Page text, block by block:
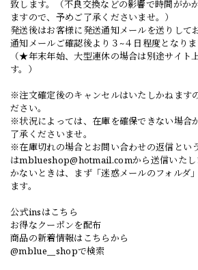
致します。（不良交換などの影響で時間がか
ますので、予めご了承くださいませ。）
発送後はお客様に発送通知メールを送りして
通知メールご確認後より３~４日程度となりま
（★年末年始、大型連休の場合は別途サイト
す。）
※注文確定後のキャンセルはいたしかねます
ださい。
※状況によっては、在庫を確保できない場合
了承くださいませ。
※在庫切れの場合とお問い合わせの返信とい
はmblueshop@hotmail.comから送信いた
かないときは、まず「迷惑メールのフォルダ
ます。
公式insはこちら
お得なクーポンを配布
商品の新着情報はこちらから
@mblue__shopで検索